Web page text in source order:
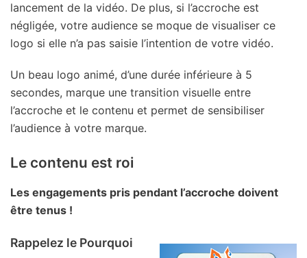
lancement de la vidéo. De plus, si l’accroche est
négligée, votre audience se moque de visualiser ce
logo si elle n’a pas saisie l’intention de votre vidéo.
Un beau logo animé, d’une durée inférieure à 5
secondes, marque une transition visuelle entre
l’accroche et le contenu et permet de sensibiliser
l’audience à votre marque.
Le contenu est roi
Les engagements pris pendant l’accroche doivent
être tenus !
Rappelez le Pourquoi